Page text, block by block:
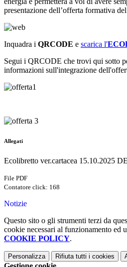
presentazione dell’offerta formativa
Inquadra i QRCODE e scarica l'
Segui i QRCODE che trovi qui sotto
informazioni sull'integrazione
Allegati
Ecolibretto ver.cartacea 15.10.2025
File PDF
Contatore click: 168
Notizie
Questo sito o gli strumenti terzi da
cookie necessari al funzionamento ed
COOKIE POLICY.
Personalizza Rifiuta tutti i cookies